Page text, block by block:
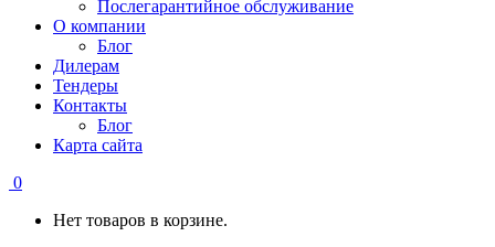
Послегарантийное обслуживание
О компании
Блог
Дилерам
Тендеры
Контакты
Блог
Карта сайта
0
Нет товаров в корзине.